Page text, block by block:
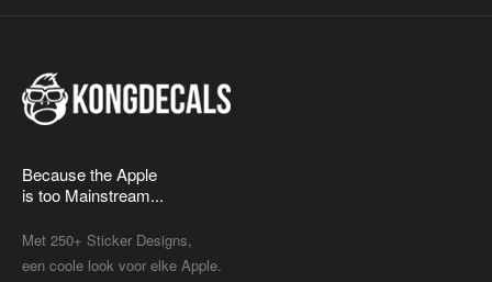
Because the Apple
is too Mainstream...
Met 250+ Sticker Designs,
een coole look voor elke Apple.